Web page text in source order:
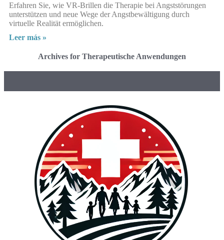
Erfahren Sie, wie VR-Brillen die Therapie bei Angststörungen
unterstützen und neue Wege der Angstbewältigung durch
virtuelle Realität ermöglichen.
Leer más »
Archives for Therapeutische Anwendungen